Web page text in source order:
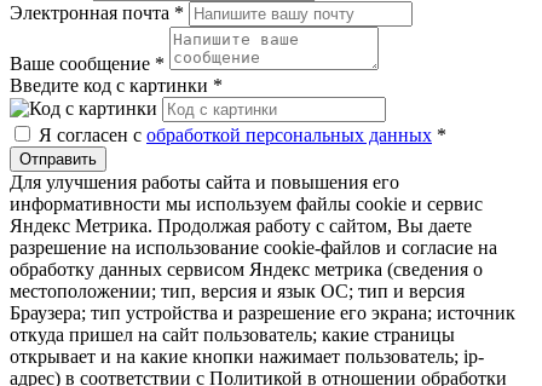
Электронная почта *
Ваше сообщение *
Введите код с картинки *
Я согласен с обработкой персональных данных *
Отправить
Для улучшения работы сайта и повышения его
информативности мы используем файлы cookie и сервис
Яндекс Метрика. Продолжая работу с сайтом, Вы даете
разрешение на использование cookie-файлов и согласие на
обработку данных сервисом Яндекс метрика (сведения о
местоположении; тип, версия и язык ОС; тип и версия
Браузера; тип устройства и разрешение его экрана; источник
откуда пришел на сайт пользователь; какие страницы
открывает и на какие кнопки нажимает пользователь; ip-
адрес) в соответствии с Политикой в отношении обработки